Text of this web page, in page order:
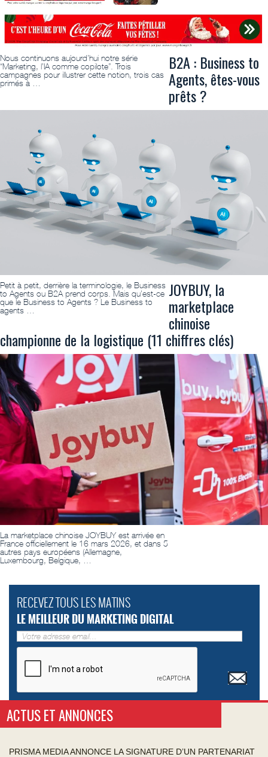
Nous continuons aujourd’hui notre série
“Marketing, l’IA comme copilote”. Trois
campagnes pour illustrer cette notion, trois cas
primés à …
B2A : Business to
Agents, êtes-vous
prêts ?
Petit à petit, derrière la terminologie, le Business
to Agents ou B2A prend corps. Mais qu’est-ce
que le Business to Agents ? Le Business to
agents …
JOYBUY, la
marketplace
chinoise
championne de la logistique (11 chiffres clés)
La marketplace chinoise JOYBUY est arrivée en
France officiellement le 16 mars 2026, et dans 5
autres pays européens (Allemagne,
Luxembourg, Belgique, …
RECEVEZ TOUS LES MATINS
LE MEILLEUR DU MARKETING DIGITAL
ACTUS ET ANNONCES
PRISMA MEDIA ANNONCE LA SIGNATURE D’UN PARTENARIAT